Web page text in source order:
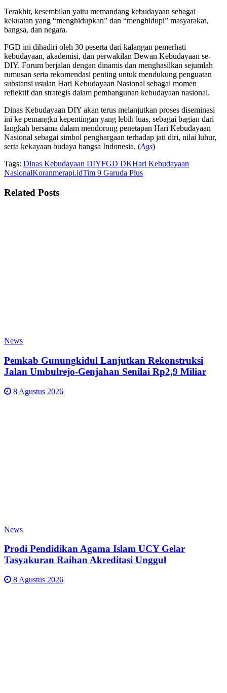
Terakhir, kesembilan yaitu memandang kebudayaan sebagai
kekuatan yang “menghidupkan” dan “menghidupi” masyarakat,
bangsa, dan negara.
FGD ini dihadiri oleh 30 peserta dari kalangan pemerhati
kebudayaan, akademisi, dan perwakilan Dewan Kebudayaan se-
DIY. Forum berjalan dengan dinamis dan menghasilkan sejumlah
rumusan serta rekomendasi penting untuk mendukung penguatan
substansi usulan Hari Kebudayaan Nasional sebagai momen
reflektif dan strategis dalam pembangunan kebudayaan nasional.
Dinas Kebudayaan DIY akan terus melanjutkan proses diseminasi
ini ke pemangku kepentingan yang lebih luas, sebagai bagian dari
langkah bersama dalam mendorong penetapan Hari Kebudayaan
Nasional sebagai simbol penghargaan terhadap jati diri, nilai luhur,
serta kekayaan budaya bangsa Indonesia. (Ags)
Tags: Dinas Kebudayaan DIYFGD DKHari Kebudayaan
NasionalKoranmerapi.idTim 9 Garuda Plus
Related Posts
News
Pemkab Gunungkidul Lanjutkan Rekonstruksi
Jalan Umbulrejo-Genjahan Senilai Rp2,9 Miliar
8 Agustus 2026
News
Prodi Pendidikan Agama Islam UCY Gelar
Tasyakuran Raihan Akreditasi Unggul
8 Agustus 2026